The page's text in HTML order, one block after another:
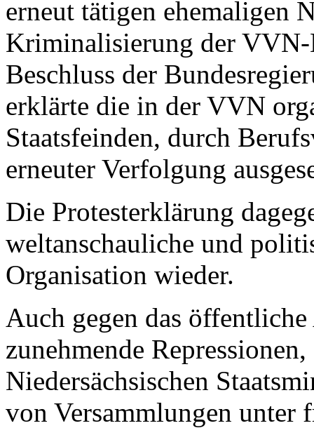
erneut tätigen ehemaligen
Kriminalisierung der
Beschluss der
erklärte die in der VVN
Staatsfeinden, durch
erneuter Verfolgung
Die Protesterklärung
weltanschauliche und
Organisation wieder.
Auch gegen das
zunehmende
Niedersächsischen
von Versammlungen